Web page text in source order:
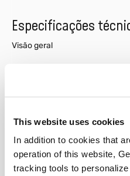
This website uses cookies
In addition to cookies that
operation of this website,
tracking tools to
Especificações
Visão geral
bridge eight times per
oversampling range.
This gives a stable signal
The digitalised signal can
outputs.